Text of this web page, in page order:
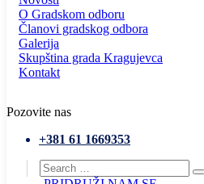
O Gradskom odboru
Članovi gradskog odbora
Galerija
Skupština grada Kragujevca
Kontakt
Pozovite nas
+381 61 1669353